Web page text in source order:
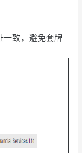
一致，避免套牌